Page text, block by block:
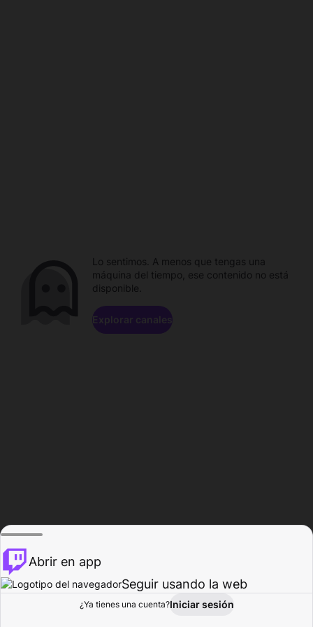
Explorar Actividad
Lo sentimos. A menos que tengas una
máquina del tiempo, ese contenido no está
disponible.
Explorar canales
Abrir en app
Seguir usando la web
¿Ya tienes una cuenta?Iniciar sesión